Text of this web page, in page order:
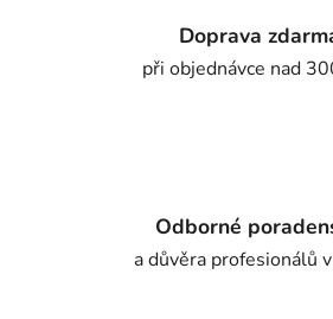
Doprava
při objednávce nad
Odborné
a důvěra profesionálů